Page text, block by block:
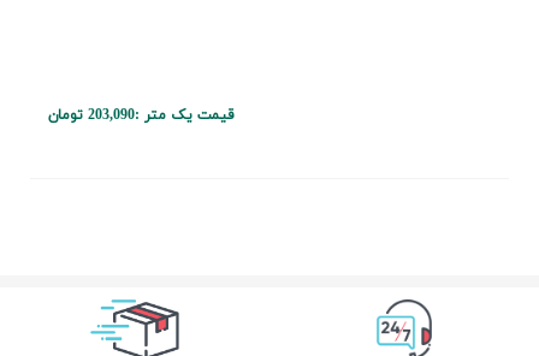
قیمت یک متر :203,090 تومان